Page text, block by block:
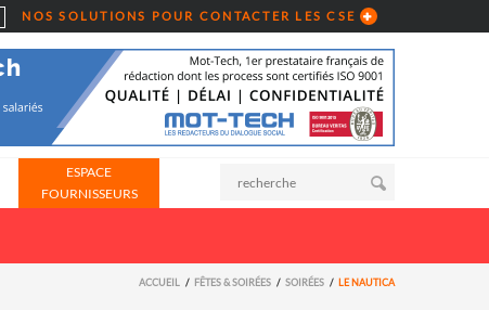
NOS SOLUTIONS POUR CONTACTER LES CSE
ESPACE
FOURNISSEURS
ACCUEIL FÊTES & SOIRÉES SOIRÉES LE NAUTICA